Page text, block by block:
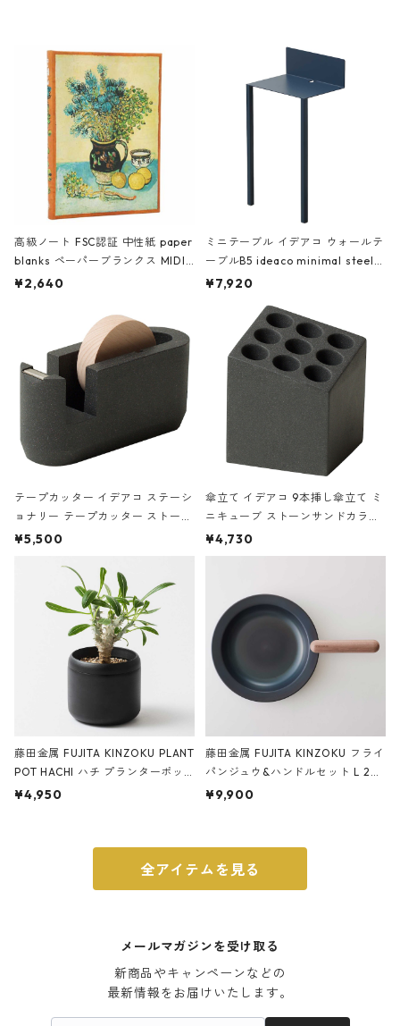
高級ノート FSC認証 中性紙 paper
blanks ペーパーブランクス MIDI
ハードカバー 罫線 ヴァン・ゴッホ
¥2,640
ミニテーブル イデアコ ウォールテ
ーブルB5 ideaco minimal steel f
urniture WALL Table B5 ネイビー
¥7,920
テープカッター イデアコ ステーシ
ョナリー テープカッター ストーン
サンドカラー 石調 ideaco Station
¥5,500
傘立て イデアコ 9本挿し傘立て ミ
ニキューブ ストーンサンドカラー
石調 ideaco Umbrella Stand CUB
E ストーンサンドブラック
¥4,730
藤田金属 FUJITA KINZOKU PLANT
POT HACHI ハチ プランターポッ
ト 3号 ブラック
¥4,950
藤田金属 FUJITA KINZOKU フライ
パンジュウ&ハンドルセット L 24c
m ガス火・IH対応 鉄フライパン
¥9,900
全アイテムを見る
メールマガジンを受け取る
新商品やキャンペーンなどの
最新情報をお届けいたします。